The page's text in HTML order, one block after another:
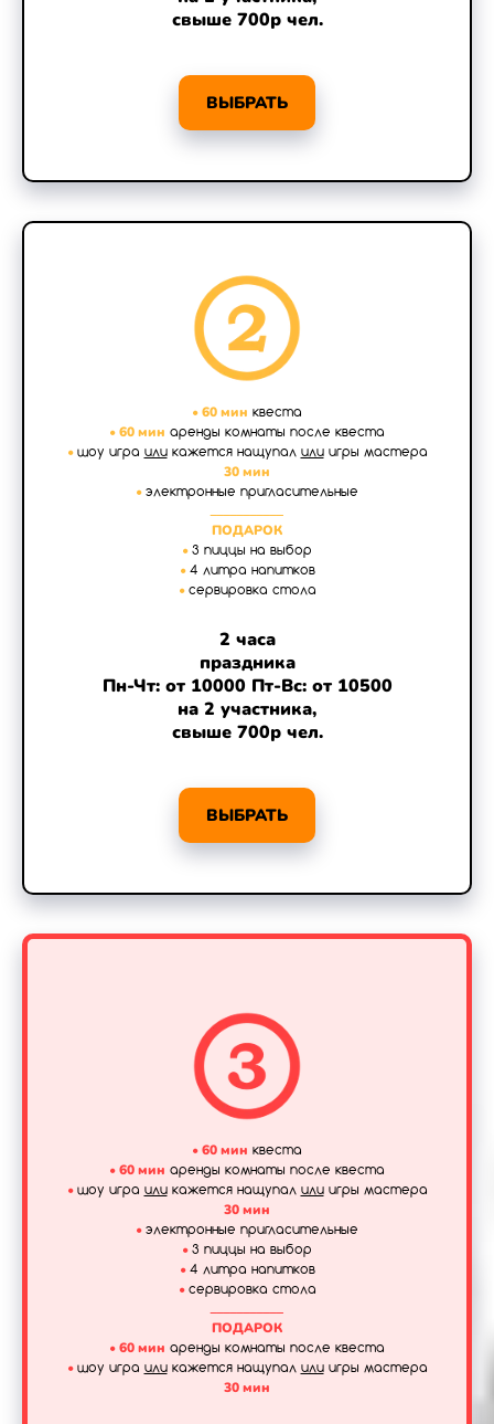
свыше 700р чел.
ВЫБРАТЬ
•60 мин квеста
•60 мин аренды комнаты после квеста
• шоу игра или кажется нащупал или игры мастера
30 мин
• электронные пригласительные
ПОДАРОК
• 3 пиццы на выбор
• 4 литра напитков
• сервировка стола
2 часа
праздника
Пн-Чт: от 10000 Пт-Вс: от 10500
на 2 участника,
свыше 700р чел.
ВЫБРАТЬ
•60 мин квеста
•60 мин аренды комнаты после квеста
• шоу игра или кажется нащупал или игры мастера
30 мин
• электронные пригласительные
• 3 пиццы на выбор
• 4 литра напитков
• сервировка стола
ПОДАРОК
•60 мин аренды комнаты после квеста
• шоу игра или кажется нащупал или игры мастера
30 мин